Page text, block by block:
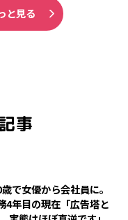
と見る
事
で女優から会社員に。
4年目の現在「広告塔と